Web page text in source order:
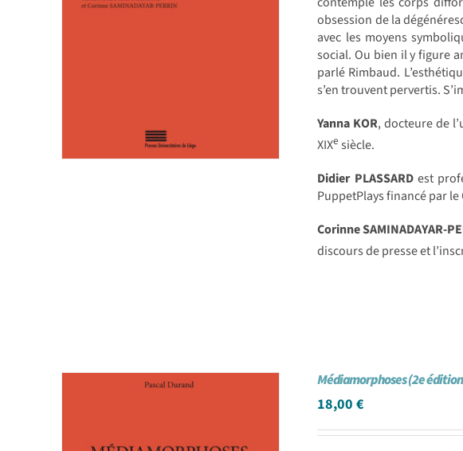
obsession de la
avec les moyens
social. Ou bien il y figure
parlé Rimbaud.
s’en trouvent pervertis.
Yanna KOR, docteure de
XIXe siècle.
Didier PLASSARDest
PuppetPlays financé par
Corinne SAMINADAYAR-
discours de presse et
Médiamorphoses (2e
18,00€